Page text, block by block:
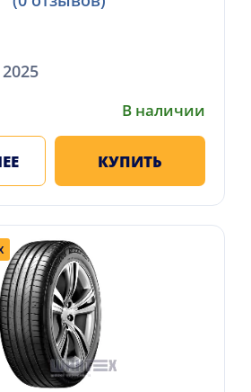
2025
В наличии
КУПИТЬ